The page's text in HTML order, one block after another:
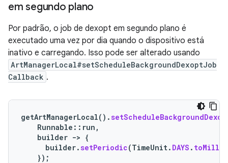
em segundo plano
Por padrão, o job de dexopt em segundo plano é
executado uma vez por dia quando o dispositivo está
inativo e carregando. Isso pode ser alterado usando
ArtManagerLocal#setScheduleBackgroundDexoptJob
Callback .
getArtManagerLocal().
Runnable :: run ,
builder -> {
builder.setPeriodic(TimeUnit. DAYS . toMillis
});